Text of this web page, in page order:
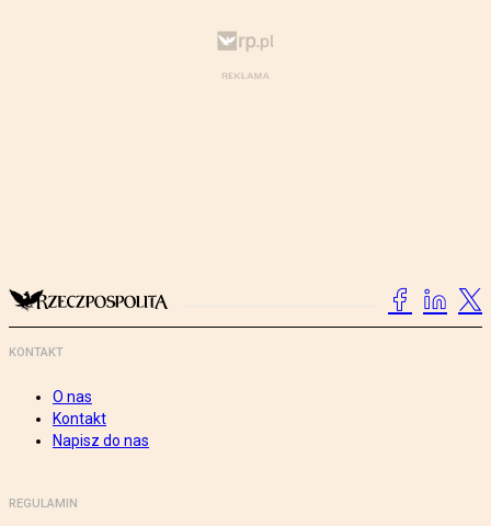
KONTAKT
O nas
Kontakt
Napisz do nas
REGULAMIN